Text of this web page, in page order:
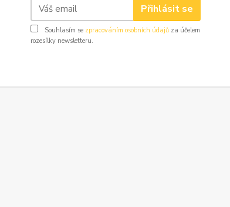
Přihlásit se
Souhlasím se zpracováním osobních údajů za účelem
rozesílky newsletteru.